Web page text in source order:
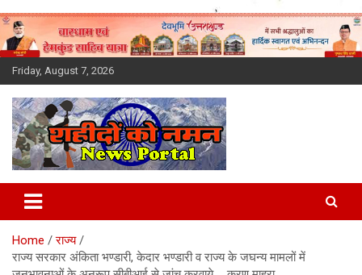
Skip
to
content
Friday, August 7, 2026
Latest News Today, Breaking
News, Uttarakhand News in
Hindi
Home
राज्य
राज्य सरकार अंकिता भण्डारी, केदार भण्डारी व राज्य के जघन्य मामलों में